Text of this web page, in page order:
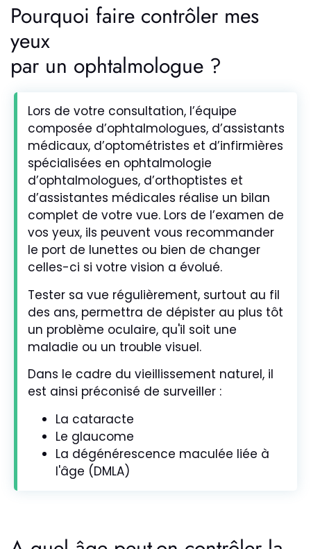
Pourquoi faire contrôler mes
yeux
par un ophtalmologue ?
Lors de votre consultation, l’équipe
composée d’ophtalmologues, d’assistants
médicaux, d’optométristes et d’infirmières
spécialisées en ophtalmologie
d’ophtalmologues, d’orthoptistes et
d’assistantes médicales réalise un bilan
complet de votre vue. Lors de l’examen de
vos yeux, ils peuvent vous recommander
le port de lunettes ou bien de changer
celles-ci si votre vision a évolué.
Tester sa vue régulièrement, surtout au fil
des ans, permettra de dépister au plus tôt
un problème oculaire, qu'il soit une
maladie ou un trouble visuel.
Dans le cadre du vieillissement naturel, il
est ainsi préconisé de surveiller :
La cataracte
Le glaucome
La dégénérescence maculée liée à
l'âge (DMLA)